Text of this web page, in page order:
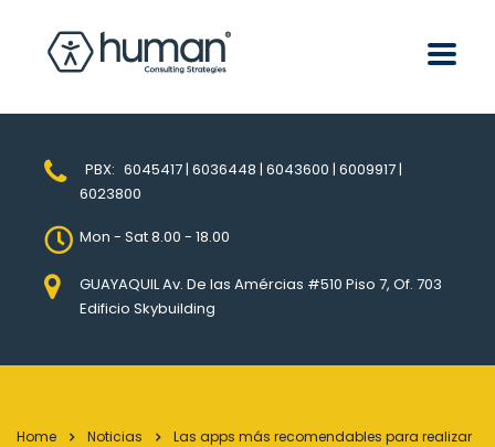
PBX: 6045417 | 6036448 | 6043600 | 6009917 |
6023800
Mon - Sat 8.00 - 18.00
GUAYAQUIL Av. De las Amércias #510 Piso 7, Of. 703
Edificio Skybuilding
Home Noticias
Las apps más recomendables para realizar